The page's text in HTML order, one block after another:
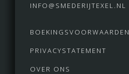
INFO@SMEDERIJTEXEL.NL
BOEKINGSVOORWAARDEN
PRIVACYSTATEMENT
OVER ONS